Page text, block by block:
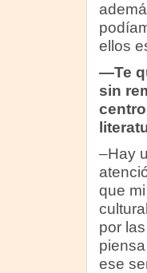
ellos
—Te
sin
–Hay
que
por
ese